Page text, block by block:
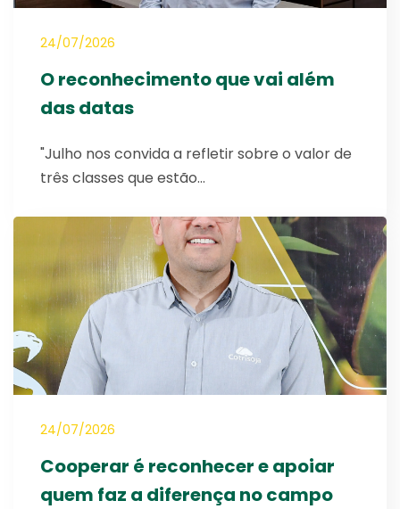
24/07/2026
O reconhecimento que vai além
das datas
"Julho nos convida a refletir sobre o valor de
três classes que estão…
24/07/2026
Cooperar é reconhecer e apoiar
quem faz a diferença no campo